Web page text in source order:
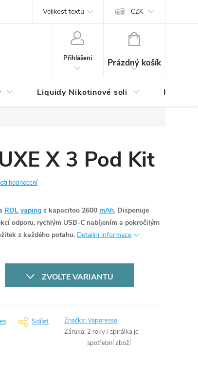
Reklamační řád Vrácení zboží a reklamace
Velikost textu CZK
Přihlášení
NÁKUPNÍ
Prázdný košík
Liquidy Nikotinové soli
X 3 Pod Kit
hodnocení
RDL vaping s kapacitou 2600 mAh. Disponuje
odporu, rychlým USB-C nabíjením a pokročilým
z každého potahu. Detailní informace
ZVOLTE VARIANTU
Sdílet Značka:Vaporesso
Záruka: 2 roky / spirálka je
spotřební zboží